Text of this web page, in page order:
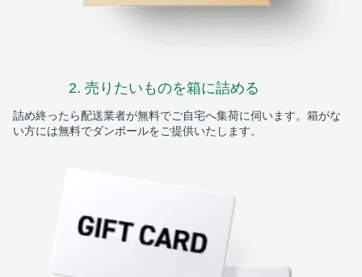
2. 売りたいものを箱に詰める
詰め終ったら配送業者が無料でご自宅へ集荷に伺います。箱がな
い方には無料でダンボールをご提供いたします。